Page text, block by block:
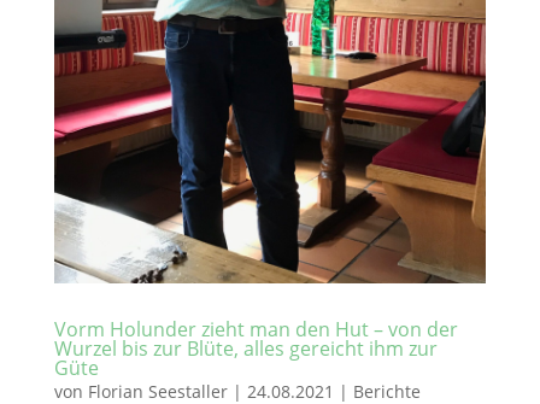
Vorm Holunder zieht man den Hut – von der
Wurzel bis zur Blüte, alles gereicht ihm zur
Güte
von Florian Seestaller| 24.08.2021 | Berichte